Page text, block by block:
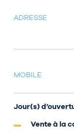
ADRESSE
MOBILE
Jour(s)
Vente à la